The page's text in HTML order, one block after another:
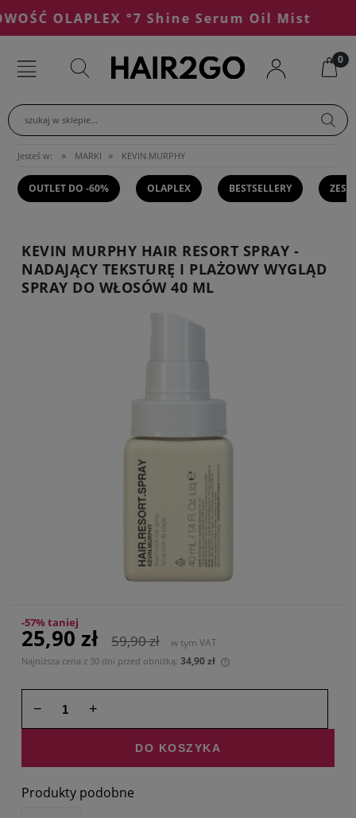
OLAPLEX °7 Shine Serum Oil Mist
szukaj w sklepie...
Jesteś w: » MARKI » KEVIN.MURPHY
OUTLET DO -60% OLAPLEX BESTSELLERY
KEVIN MURPHY HAIR RESORT SPRAY -
NADAJĄCY TEKSTURĘ I PLAŻOWY WYGLĄD
SPRAY DO WŁOSÓW 40 ML
-57% taniej
25,90 zł 59,90 zł w tym VAT
Najniższa cena z 30 dni przed obniżką: 34,90 zł
30 dni, wyświetlana jest
− +
DO KOSZYKA
Produkty podobne